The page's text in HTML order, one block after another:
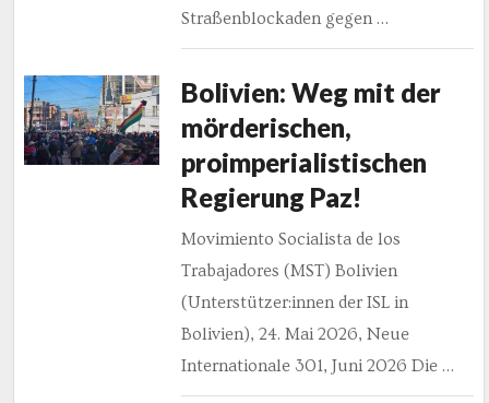
Straßenblockaden gegen …
Bolivien: Weg mit der
mörderischen,
proimperialistischen
Regierung Paz!
Movimiento Socialista de los
Trabajadores (MST) Bolivien
(Unterstützer:innen der ISL in
Bolivien), 24. Mai 2026, Neue
Internationale 301, Juni 2026 Die …